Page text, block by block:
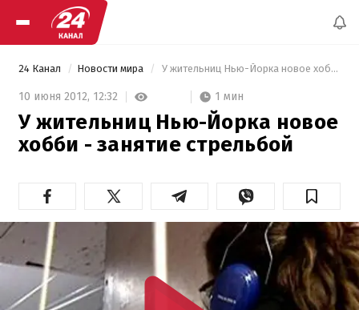
24 Канал Новости мира У жительниц Нью-Йорка новое хобби - занятие стрельбой
10 июня 2012, 12:32 1 мин
У жительниц Нью-Йорка новое
хобби - занятие стрельбой